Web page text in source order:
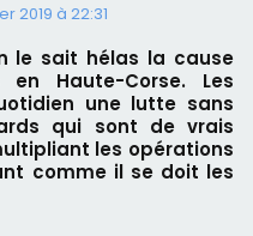
2019 à 22:31
le sait hélas la cause
Haute-Corse. Les
une lutte sans
qui sont de vrais
les opérations
comme il se doit les